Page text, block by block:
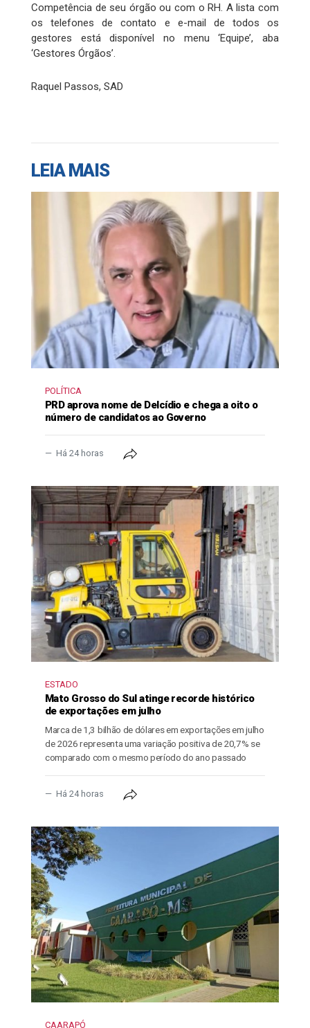
Competência de seu órgão ou com o RH. A lista com
os telefones de contato e e-mail de todos os
gestores está disponível no menu ‘Equipe’, aba
‘Gestores Órgãos’.
Raquel Passos, SAD
LEIA MAIS
POLÍTICA
PRD aprova nome de Delcídio e chega a oito o
número de candidatos ao Governo
Há 24 horas
ESTADO
Mato Grosso do Sul atinge recorde histórico
de exportações em julho
Marca de 1,3 bilhão de dólares em exportações em julho
de 2026 representa uma variação positiva de 20,7% se
comparado com o mesmo período do ano passado
Há 24 horas
CAARAPÓ